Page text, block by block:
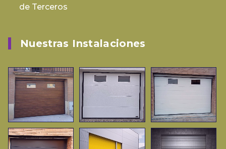
de Terceros
Nuestras Instalaciones